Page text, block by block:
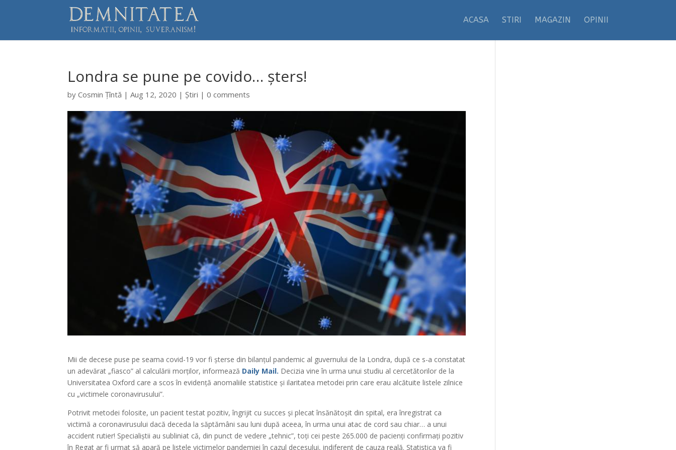
ACASA STIRI MAGAZIN OPINII
Londra se pune pe covido… șters!
byCosmin Țîntă |Aug 12, 2020 |Știri |0 comments
Mii de decese puse pe seama covid-19 vor fi șterse din bilanțul pandemic al guvernului de la Londra, după ce s-a constatat
un adevărat „fiasco” al calculării morților, informează Daily Mail. Decizia vine în urma unui studiu al cercetătorilor de la
Universitatea Oxford care a scos în evidență anomaliile statistice și ilaritatea metodei prin care erau alcătuite listele zilnice
cu „victimele coronavirusului”.
Potrivit metodei folosite, un pacient testat pozitiv, îngrijit cu succes și plecat însănătoșit din spital, era înregistrat ca
victimă a coronavirusului dacă deceda la săptămâni sau luni după aceea, în urma unui atac de cord sau chiar… a unui
accident rutier! Specialiștii au subliniat că, din punct de vedere „tehnic”, toți cei peste 265.000 de pacienți confirmați pozitiv
în Regat ar fi urmat să apară pe listele victimelor pandemiei în cazul decesului, indiferent de cauza reală. Statistica va fi